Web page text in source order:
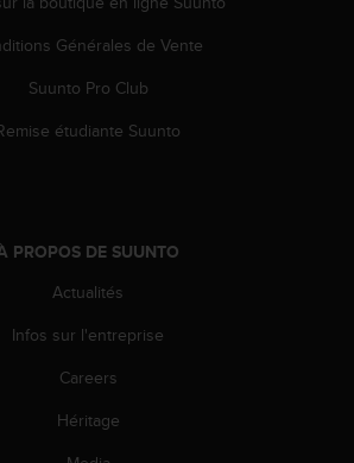
Générales de Vente
Suunto Pro Club
étudiante Suunto
PROPOS DE SUUNTO
Actualités
Infos sur l'entreprise
Careers
Héritage